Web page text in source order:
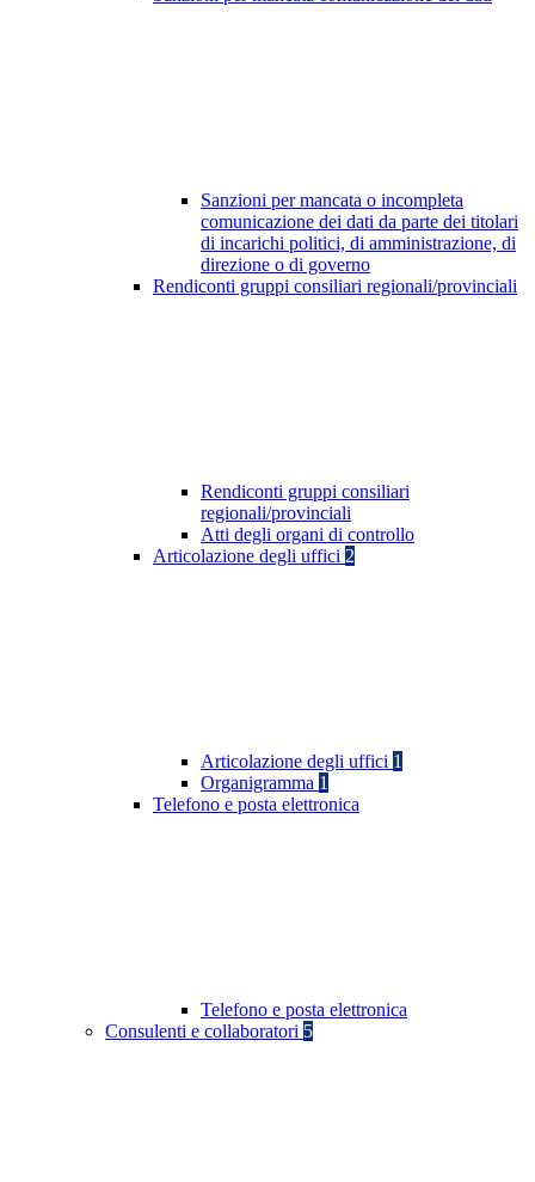
Sanzioni per mancata o incompleta
comunicazione dei dati da parte dei titolari
di incarichi politici, di amministrazione, di
direzione o di governo
Rendiconti gruppi consiliari regionali/provinciali
Rendiconti gruppi consiliari
regionali/provinciali
Atti degli organi di controllo
Articolazione degli uffici 2
Articolazione degli uffici 1
Organigramma 1
Telefono e posta elettronica
Telefono e posta elettronica
Consulenti e collaboratori 5